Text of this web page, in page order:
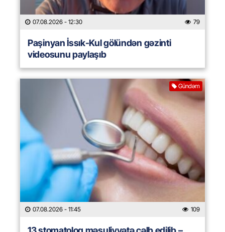
07.08.2026 - 12:30 79
Paşinyan İssık-Kul gölündən gəzinti
videosunu paylaşıb
Gündəm
07.08.2026 - 11:45 109